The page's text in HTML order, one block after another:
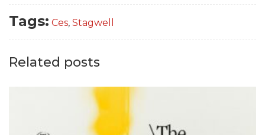
Tags: Ces, Stagwell
Related posts